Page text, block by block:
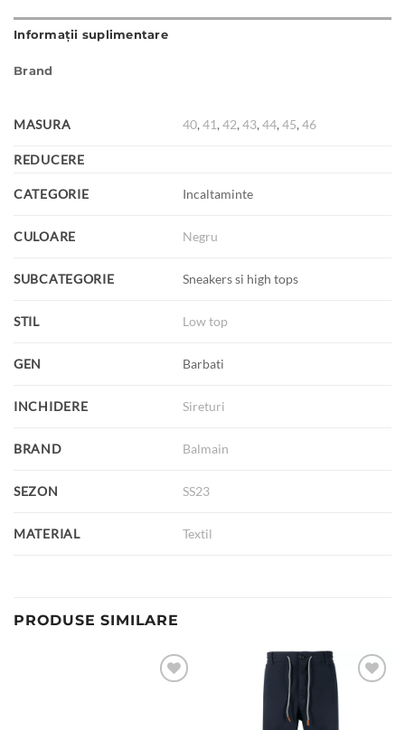
Informații suplimentare
Brand
MASURA 40,41,42,43,44,45,46
REDUCERE
CATEGORIE Incaltaminte
CULOARE Negru
SUBCATEGORIE Sneakers si high tops
STIL Low top
GEN Barbati
INCHIDERE Sireturi
BRAND Balmain
SEZON SS23
MATERIAL Textil
PRODUSE SIMILARE